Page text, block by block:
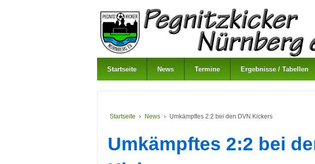
Startseite News Termine Ergebnisse / Tabellen
Startseite › News › Umkämpftes 2:2 bei den DVN Kickers
Umkämpftes 2:2 bei